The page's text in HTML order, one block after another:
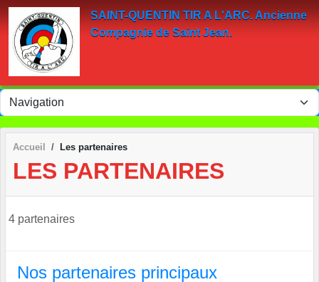
SAINT-QUENTIN TIR A L'ARC. Ancienne
Compagnie de Saint Jean.
Accueil Les partenaires
LES PARTENAIRES
4 partenaires
Nos partenaires principaux
Panneau de gestion des cookies